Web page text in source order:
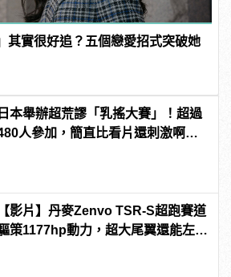
其實很好追？五個戀愛招式突破她
日本舉辦超荒謬「乳搖大賽」！超過
人參加，簡直比看片還刺激啊！ |
【影片】丹麥Zenvo TSR-S超跑賽道
策1177hp動力，超大尾翼還能左右